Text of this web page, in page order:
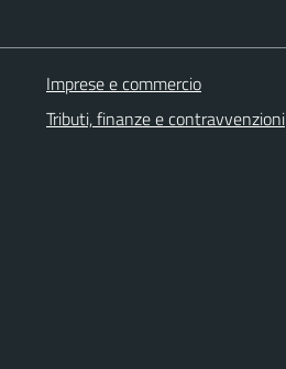
Imprese e commercio
Tributi, finanze e contravvenzioni